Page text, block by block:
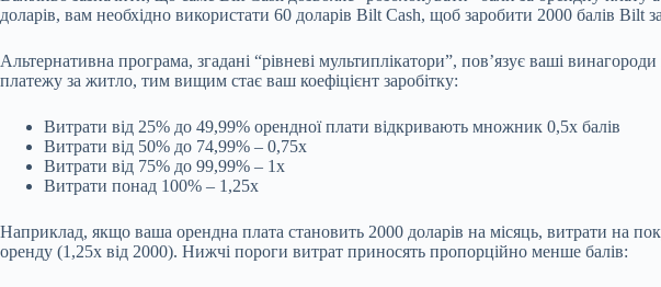
доларів, вам необхідно використати 60 доларів Bilt Cash, щоб заробити 2000 балів Bilt
Альтернативна програма, згадані “рівневі мультиплікатори”, пов’язує ваші
платежу за житло, тим вищим стає ваш коефіцієнт заробітку:
Витрати від 25% до 49,99% орендної плати відкривають множник 0,5x балів
Витрати від 50% до 74,99% – 0,75x
Витрати від 75% до 99,99% – 1x
Витрати понад 100% – 1,25x
Наприклад, якщо ваша орендна плата становить 2000 доларів на місяць, витрати на
оренду (1,25x від 2000). Нижчі пороги витрат приносять пропорційно менше балів: